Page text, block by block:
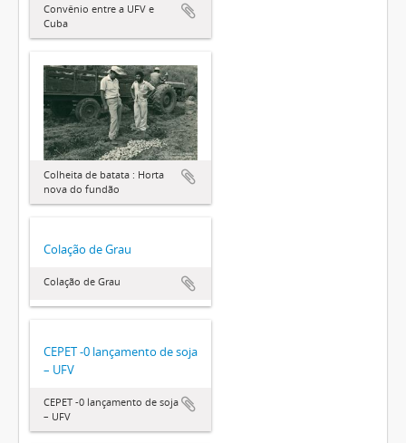
Convênio entre a UFV e
Cuba
Colheita de batata : Horta
nova do fundão
Colação de Grau
Colação de Grau
CEPET -0 lançamento de soja
– UFV
CEPET -0 lançamento de soja
– UFV